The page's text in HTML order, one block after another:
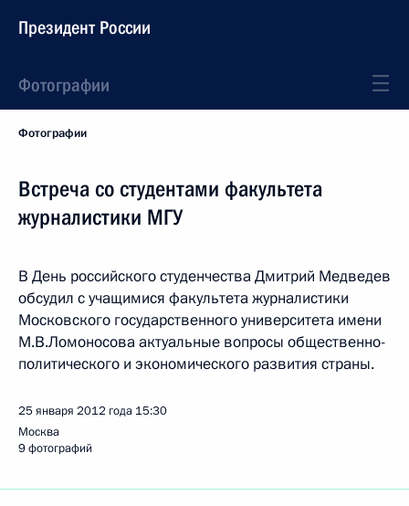
Президент России
Фотографии
Фотографии
Встреча со студентами факультета
журналистики МГУ
В День российского студенчества Дмитрий Медведев
обсудил с учащимися факультета журналистики
Московского государственного университета имени
М.В.Ломоносова актуальные вопросы общественно-
политического и экономического развития страны.
25 января 2012 года 15:30
Москва
9 фотографий